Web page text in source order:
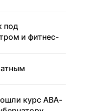
под
и фитнес-
курс АВА-